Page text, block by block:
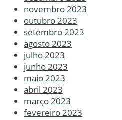
novembro 2023
outubro 2023
setembro 2023
agosto 2023
julho 2023
junho 2023
maio 2023
abril 2023
março 2023
fevereiro 2023